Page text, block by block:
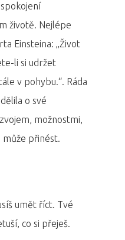
životě. Nejlépe
Einsteina: „Život
li si udržet
v pohybu.“. Ráda
o své
možnostmi,
může přinést.
umět říct. Tvé
co si přeješ.